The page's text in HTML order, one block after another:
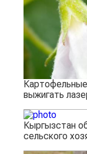
выжигать
Кыргызстан
сельского